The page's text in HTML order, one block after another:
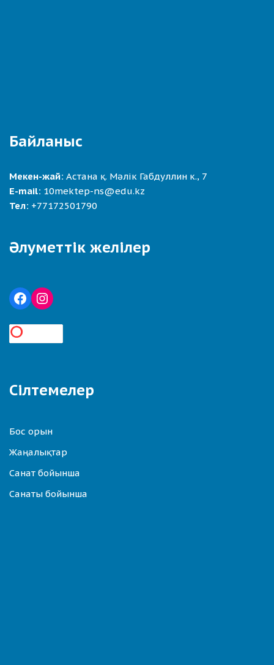
Байланыс
Мекен-жай: Астана қ. Мәлік Габдуллин к., 7
E-mail: 10mektep-ns@edu.kz
Тел: +77172501790
Әлуметтік желілер
Сілтемелер
Бос орын
Жаңалықтар
Санат бойынша
Санаты бойынша